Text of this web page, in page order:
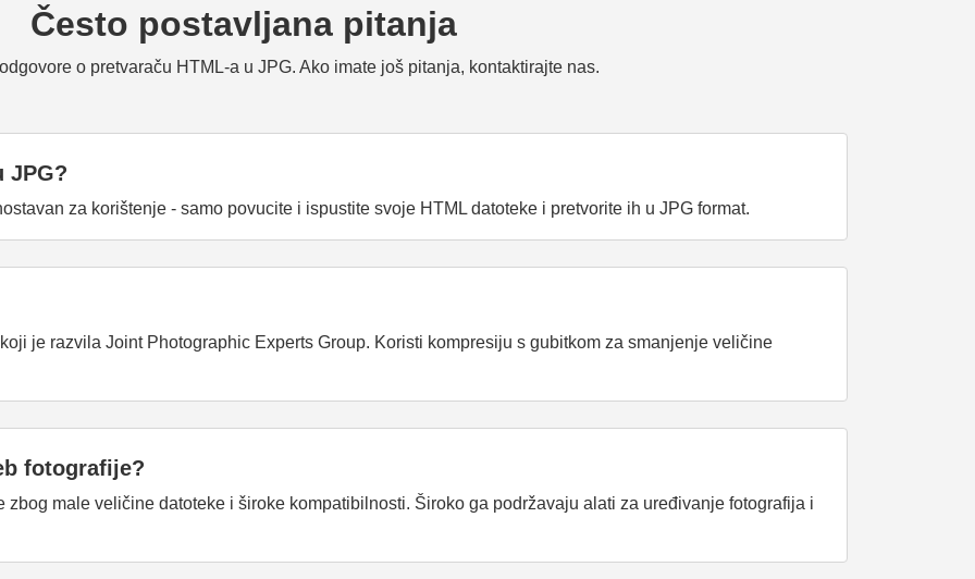
Često postavljana pitanja
o pretvaraču HTML-a u JPG. Ako imate još pitanja, kontaktirajte nas.
JPG?
za korištenje - samo povucite i ispustite svoje HTML datoteke i pretvorite ih u JPG format.
je razvila Joint Photographic Experts Group. Koristi kompresiju s gubitkom za smanjenje veličine
fotografije?
zbog male veličine datoteke i široke kompatibilnosti. Široko ga podržavaju alati za uređivanje fotografija i